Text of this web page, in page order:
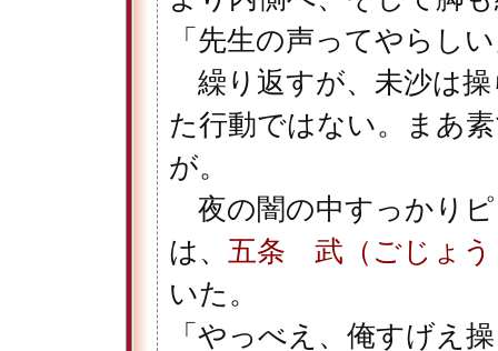
「先生の声ってやらし
繰り返すが、未沙は
た行動ではない。まあ
が。
夜の闇の中すっかり
は、 五条 武（ごじょう
いた。
「やっべえ、俺すげ